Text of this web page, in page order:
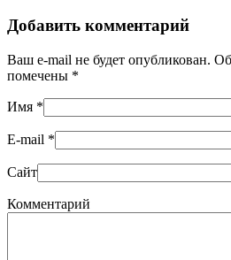
Добавить комментарий
Ваш e-mail не будет опубликован.
помечены *
Имя *
E-mail *
Сайт
Комментарий